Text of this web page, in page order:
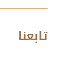
تابعنا